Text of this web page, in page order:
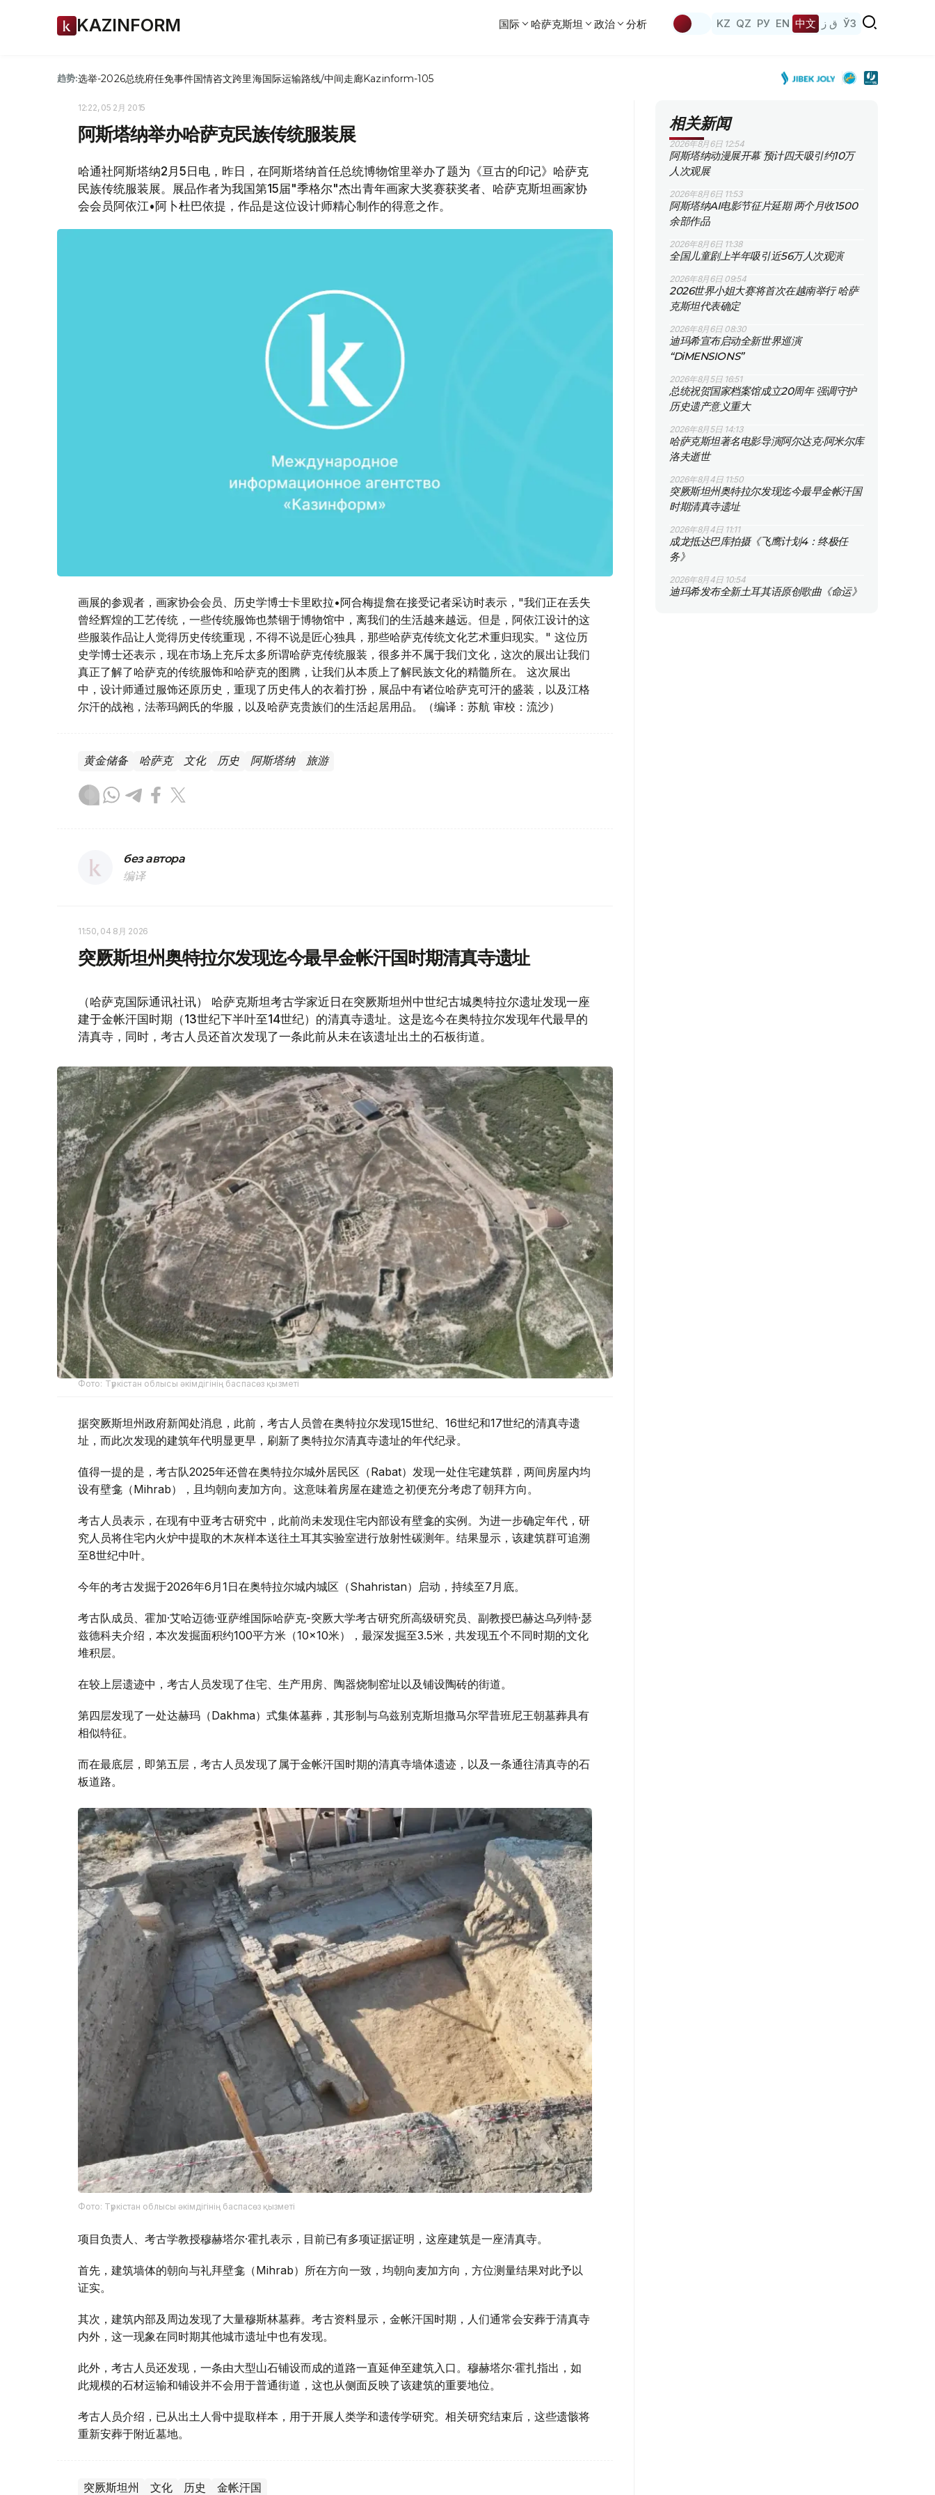
KAZINFORM 国际 哈萨克斯坦 政治 分析 KZ QZ РУ EN 中文 ق ز ЎЗ
趋势:选举-2026总统府任免事件国情咨文跨里海国际运输路线/中间走廊Kazinform-105
12:22, 05 2月 2015
阿斯塔纳举办哈萨克民族传统服装展
哈通社阿斯塔纳2月5日电，昨日，在阿斯塔纳首任总统博物馆里举办了题为《亘古的印记》哈萨克
民族传统服装展。展品作者为我国第15届"季格尔"杰出青年画家大奖赛获奖者、哈萨克斯坦画家协
会会员阿依江•阿卜杜巴依提，作品是这位设计师精心制作的得意之作。
画展的参观者，画家协会会员、历史学博士卡里欧拉•阿合梅提詹在接受记者采访时表示，"我们正在丢失
曾经辉煌的工艺传统，一些传统服饰也禁锢于博物馆中，离我们的生活越来越远。但是，阿依江设计的这
些服装作品让人觉得历史传统重现，不得不说是匠心独具，那些哈萨克传统文化艺术重归现实。" 这位历
史学博士还表示，现在市场上充斥太多所谓哈萨克传统服装，很多并不属于我们文化，这次的展出让我们
真正了解了哈萨克的传统服饰和哈萨克的图腾，让我们从本质上了解民族文化的精髓所在。 这次展出
中，设计师通过服饰还原历史，重现了历史伟人的衣着打扮，展品中有诸位哈萨克可汗的盛装，以及江格
尔汗的战袍，法蒂玛阏氏的华服，以及哈萨克贵族们的生活起居用品。（编译：苏航 审校：流沙）
黄金储备 哈萨克 文化 历史 阿斯塔纳 旅游
без автора
编译
11:50, 04 8月 2026
突厥斯坦州奥特拉尔发现迄今最早金帐汗国时期清真寺遗址
（哈萨克国际通讯社讯） 哈萨克斯坦考古学家近日在突厥斯坦州中世纪古城奥特拉尔遗址发现一座
建于金帐汗国时期（13世纪下半叶至14世纪）的清真寺遗址。这是迄今在奥特拉尔发现年代最早的
清真寺，同时，考古人员还首次发现了一条此前从未在该遗址出土的石板街道。
Фото: Түркістан облысы әкімдігінің баспасөз қызметі
据突厥斯坦州政府新闻处消息，此前，考古人员曾在奥特拉尔发现15世纪、16世纪和17世纪的清真寺遗
址，而此次发现的建筑年代明显更早，刷新了奥特拉尔清真寺遗址的年代纪录。
值得一提的是，考古队2025年还曾在奥特拉尔城外居民区（Rabat）发现一处住宅建筑群，两间房屋内均
设有壁龛（Mihrab），且均朝向麦加方向。这意味着房屋在建造之初便充分考虑了朝拜方向。
考古人员表示，在现有中亚考古研究中，此前尚未发现住宅内部设有壁龛的实例。为进一步确定年代，研
究人员将住宅内火炉中提取的木灰样本送往土耳其实验室进行放射性碳测年。结果显示，该建筑群可追溯
至8世纪中叶。
今年的考古发掘于2026年6月1日在奥特拉尔城内城区（Shahristan）启动，持续至7月底。
考古队成员、霍加·艾哈迈德·亚萨维国际哈萨克-突厥大学考古研究所高级研究员、副教授巴赫达乌列特·瑟
兹德科夫介绍，本次发掘面积约100平方米（10×10米），最深发掘至3.5米，共发现五个不同时期的文化
堆积层。
在较上层遗迹中，考古人员发现了住宅、生产用房、陶器烧制窑址以及铺设陶砖的街道。
第四层发现了一处达赫玛（Dakhma）式集体墓葬，其形制与乌兹别克斯坦撒马尔罕昔班尼王朝墓葬具有
相似特征。
而在最底层，即第五层，考古人员发现了属于金帐汗国时期的清真寺墙体遗迹，以及一条通往清真寺的石
板道路。
Фото: Түркістан облысы әкімдігінің баспасөз қызметі
项目负责人、考古学教授穆赫塔尔·霍扎表示，目前已有多项证据证明，这座建筑是一座清真寺。
首先，建筑墙体的朝向与礼拜壁龛（Mihrab）所在方向一致，均朝向麦加方向，方位测量结果对此予以
证实。
其次，建筑内部及周边发现了大量穆斯林墓葬。考古资料显示，金帐汗国时期，人们通常会安葬于清真寺
内外，这一现象在同时期其他城市遗址中也有发现。
此外，考古人员还发现，一条由大型山石铺设而成的道路一直延伸至建筑入口。穆赫塔尔·霍扎指出，如
此规模的石材运输和铺设并不会用于普通街道，这也从侧面反映了该建筑的重要地位。
考古人员介绍，已从出土人骨中提取样本，用于开展人类学和遗传学研究。相关研究结束后，这些遗骸将
重新安葬于附近墓地。
突厥斯坦州 文化 历史 金帐汗国
相关新闻
2026年8月6日 12:54
阿斯塔纳动漫展开幕 预计四天吸引约10万
人次观展
2026年8月6日 11:53
阿斯塔纳AI电影节征片延期 两个月收1500
余部作品
2026年8月6日 11:38
全国儿童剧上半年吸引近56万人次观演
2026年8月6日 09:54
2026世界小姐大赛将首次在越南举行 哈萨
克斯坦代表确定
2026年8月6日 08:30
迪玛希宣布启动全新世界巡演
“DiMENSIONS”
2026年8月5日 16:51
总统祝贺国家档案馆成立20周年 强调守护
历史遗产意义重大
2026年8月5日 14:13
哈萨克斯坦著名电影导演阿尔达克·阿米尔库
洛夫逝世
2026年8月4日 11:50
突厥斯坦州奥特拉尔发现迄今最早金帐汗国
时期清真寺遗址
2026年8月4日 11:11
成龙抵达巴库拍摄《飞鹰计划4：终极任
务》
2026年8月4日 10:54
迪玛希发布全新土耳其语原创歌曲《命运》